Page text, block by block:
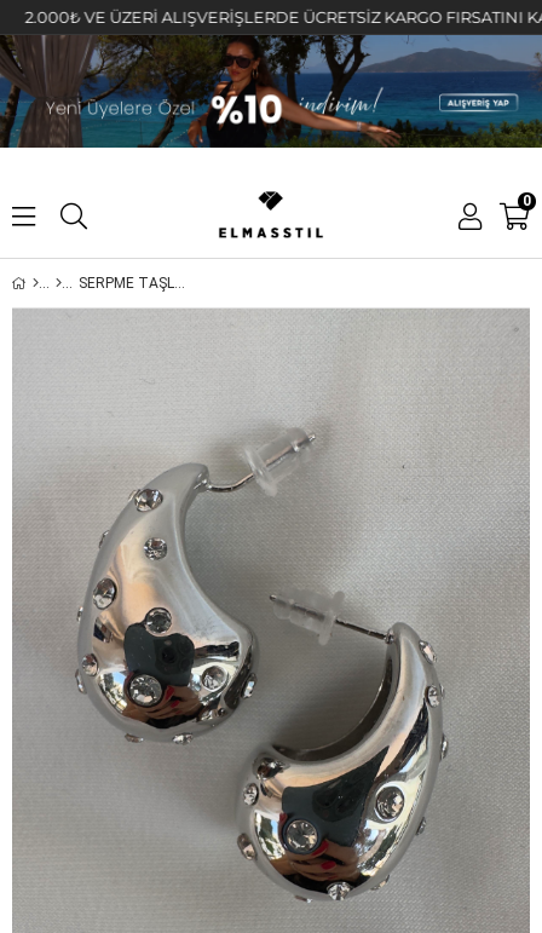
VE ÜZERİ ALIŞVERİŞLERDE ÜCRETSİZ KARGO FIRSATINI
0
SERPME TAŞLI MARKA DAMLA KÜPE